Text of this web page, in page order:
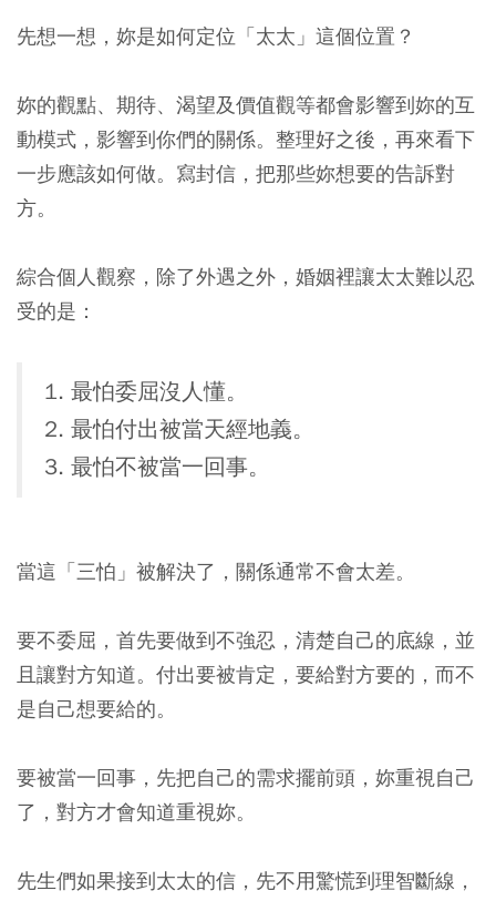
先想一想，妳是如何定位「太太」這個位置？
妳的觀點、期待、渴望及價值觀等都會影響到妳的互
動模式，影響到你們的關係。整理好之後，再來看下
一步應該如何做。寫封信，把那些妳想要的告訴對
方。
綜合個人觀察，除了外遇之外，婚姻裡讓太太難以忍
受的是：
1. 最怕委屈沒人懂。
2. 最怕付出被當天經地義。
3. 最怕不被當一回事。
當這「三怕」被解決了，關係通常不會太差。
要不委屈，首先要做到不強忍，清楚自己的底線，並
且讓對方知道。付出要被肯定，要給對方要的，而不
是自己想要給的。
要被當一回事，先把自己的需求擺前頭，妳重視自己
了，對方才會知道重視妳。
先生們如果接到太太的信，先不用驚慌到理智斷線，